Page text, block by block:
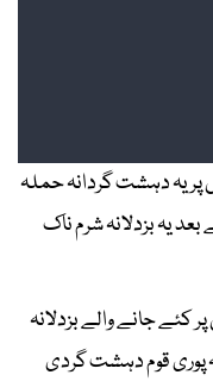
پر یہ دہشت گردانہ حملہ
یہ بزدلانہ شرم ناک
کئے جانے والے بزدلانہ
پوری قوم دہشت گردی